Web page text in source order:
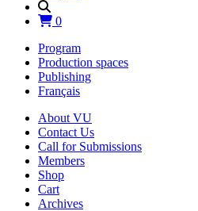
0
Program
Production spaces
Publishing
Français
About VU
Contact Us
Call for Submissions
Members
Shop
Cart
Archives